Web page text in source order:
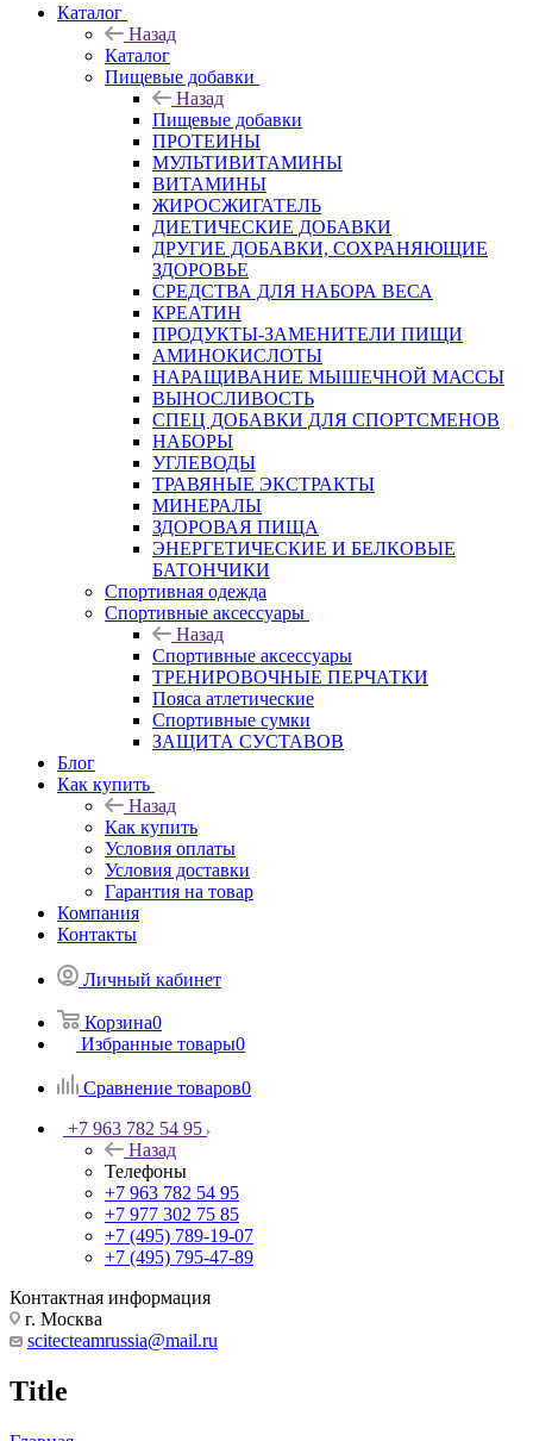
Каталог
Назад
Каталог
Пищевые добавки
Назад
Пищевые добавки
ПРОТЕИНЫ
МУЛЬТИВИТАМИНЫ
ВИТАМИНЫ
ЖИРОСЖИГАТЕЛЬ
ДИЕТИЧЕСКИЕ ДОБАВКИ
ДРУГИЕ ДОБАВКИ, СОХРАНЯЮЩИЕ
ЗДОРОВЬЕ
СРЕДСТВА ДЛЯ НАБОРА ВЕСА
КРЕАТИН
ПРОДУКТЫ-ЗАМЕНИТЕЛИ ПИЩИ
АМИНОКИСЛОТЫ
НАРАЩИВАНИЕ МЫШЕЧНОЙ МАССЫ
ВЫНОСЛИВОСТЬ
СПЕЦ ДОБАВКИ ДЛЯ СПОРТСМЕНОВ
НАБОРЫ
УГЛЕВОДЫ
ТРАВЯНЫЕ ЭКСТРАКТЫ
МИНЕРАЛЫ
ЗДОРОВАЯ ПИЩА
ЭНЕРГЕТИЧЕСКИЕ И БЕЛКОВЫЕ
БАТОНЧИКИ
Спортивная одежда
Спортивные аксессуары
Назад
Спортивные аксессуары
ТРЕНИРОВОЧНЫЕ ПЕРЧАТКИ
Пояса атлетические
Спортивные сумки
ЗАЩИТА СУСТАВОВ
Блог
Как купить
Назад
Как купить
Условия оплаты
Условия доставки
Гарантия на товар
Компания
Контакты
Личный кабинет
Корзина0
Избранные товары0
Сравнение товаров0
+7 963 782 54 95
Назад
Телефоны
+7 963 782 54 95
+7 977 302 75 85
+7 (495) 789-19-07
+7 (495) 795-47-89
Контактная информация
г. Москва
scitecteamrussia@mail.ru
Title